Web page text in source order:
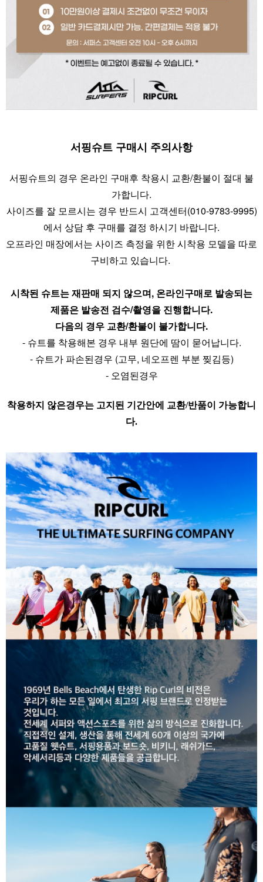
라이프 하세요!
서핑슈트 구매시 주의사항
서핑슈트의 경우 온라인 구매후 착용시 교환/환불이 절대 불
가합니다.
사이즈를 잘 모르시는 경우 반드시 고객센터(010-9783-9995)
에서 상담 후 구매를 결정 하시기 바랍니다.
오프라인 매장에서는 사이즈 측정을 위한 시착용 모델을 따로
구비하고 있습니다.
시착된 슈트는 재판매 되지 않으며, 온라인구매로 발송되는
제품은 발송전 검수/촬영을 진행합니다.
다음의 경우 교환/환불이 불가합니다.
- 슈트를 착용해본 경우 내부 원단에 땀이 묻어납니다.
- 슈트가 파손된경우 (고무, 네오프렌 부분 찢김등)
- 오염된경우
착용하지 않은경우는 고지된 기간안에 교환/반품이 가능합니
다.